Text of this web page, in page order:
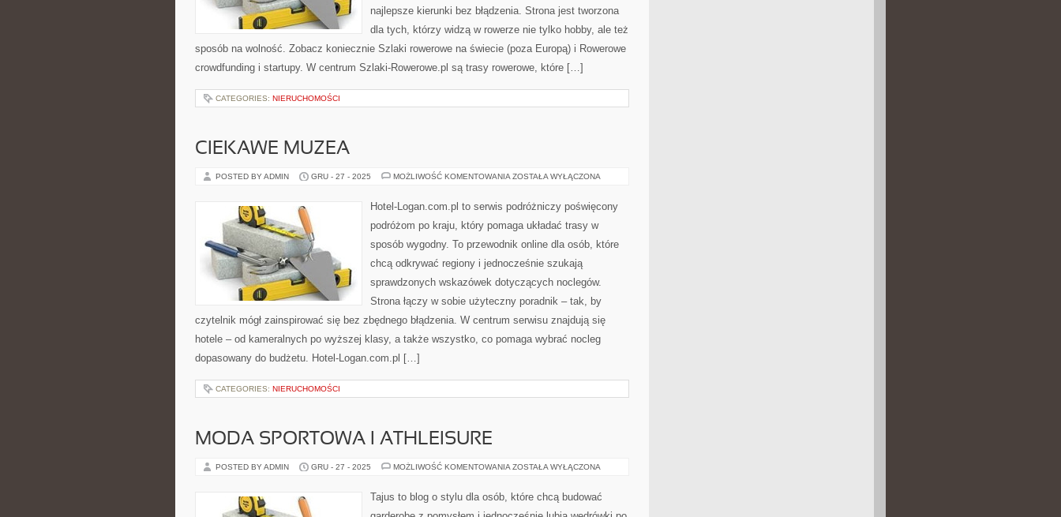
najlepsze kierunki bez błądzenia. Strona jest tworzona
dla tych, którzy widzą w rowerze nie tylko hobby, ale też
sposób na wolność. Zobacz koniecznie Szlaki rowerowe na świecie (poza Europą) i Rowerowe
crowdfunding i startupy. W centrum Szlaki-Rowerowe.pl są trasy rowerowe, które […]
CATEGORIES: NIERUCHOMOŚCI
CIEKAWE MUZEA
POSTED BY ADMIN GRU - 27 - 2025 MOŻLIWOŚĆ KOMENTOWANIA CIEKAWE
ZOSTAŁA WYŁĄCZONA
Hotel-Logan.com.pl to serwis podróżniczy poświęcony
podróżom po kraju, który pomaga układać trasy w
sposób wygodny. To przewodnik online dla osób, które
chcą odkrywać regiony i jednocześnie szukają
sprawdzonych wskazówek dotyczących noclegów.
Strona łączy w sobie użyteczny poradnik – tak, by
czytelnik mógł zainspirować się bez zbędnego błądzenia. W centrum serwisu znajdują się
hotele – od kameralnych po wyższej klasy, a także wszystko, co pomaga wybrać nocleg
dopasowany do budżetu. Hotel-Logan.com.pl […]
CATEGORIES: NIERUCHOMOŚCI
MODA SPORTOWA I ATHLEISURE
POSTED BY ADMIN GRU - 27 - 2025 MOŻLIWOŚĆ KOMENTOWANIA MODA
ATHLEISURE
ZOSTAŁA WYŁĄCZONA
Tajus to blog o stylu dla osób, które chcą budować